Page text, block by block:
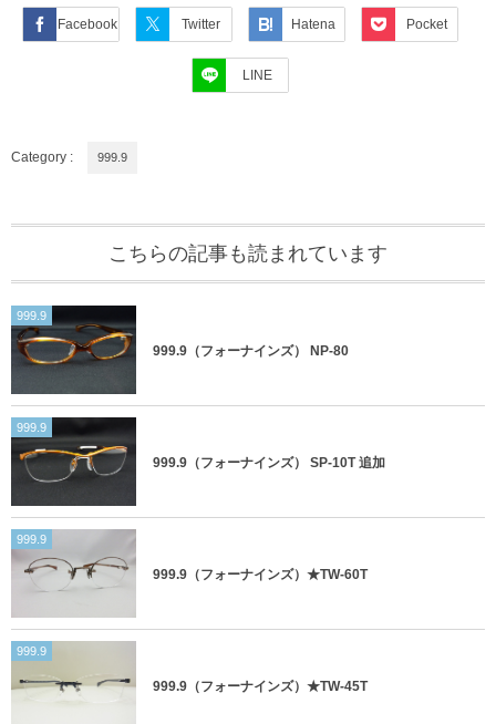
Facebook Twitter Hatena Pocket
LINE
Category : 999.9
こちらの記事も読まれています
999.9
999.9（フォーナインズ） NP-80
999.9
999.9（フォーナインズ） SP-10T 追加
999.9
999.9（フォーナインズ）★TW-60T
999.9
999.9（フォーナインズ）★TW-45T